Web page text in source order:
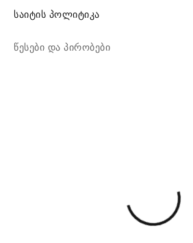
საიტის პოლიტიკა
წესები და პირობები